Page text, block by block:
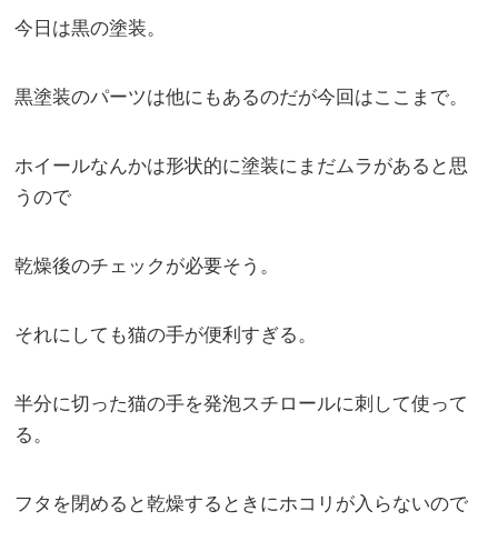
今日は黒の塗装。
黒塗装のパーツは他にもあるのだが今回はここまで。
ホイールなんかは形状的に塗装にまだムラがあると思
うので
乾燥後のチェックが必要そう。
それにしても猫の手が便利すぎる。
半分に切った猫の手を発泡スチロールに刺して使って
る。
フタを閉めると乾燥するときにホコリが入らないので